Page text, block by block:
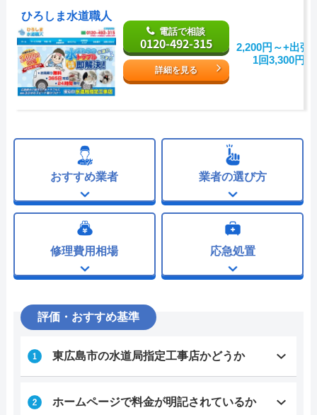
ひろしま水道職人
電話で相談
0120-492-315
詳細を見る
2,200円～+出張
1回3,300円
おすすめ業者 業者の選び方
修理費用相場 応急処置
評価・おすすめ基準
東広島市の水道局指定工事店かどうか
ホームページで料金が明記されているか